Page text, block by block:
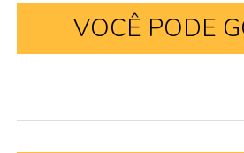
VOCÊ PODE